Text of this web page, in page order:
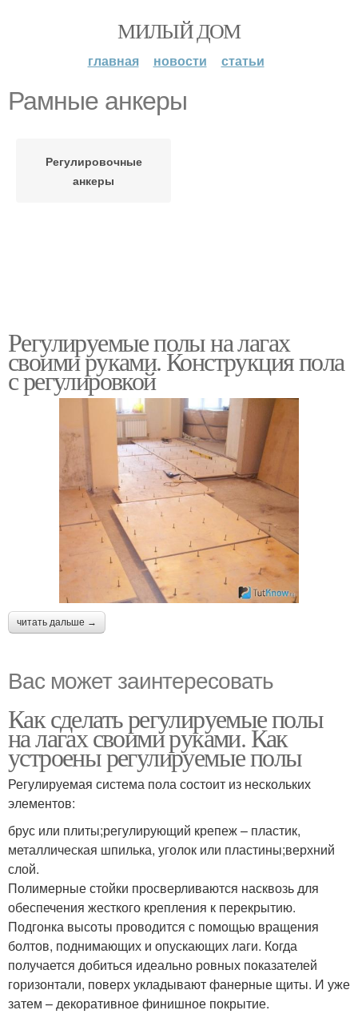
МИЛЫЙ ДОМ
главная новости статьи
Рамные анкеры
Регулировочные
анкеры
Регулируемые полы на лагах
своими руками. Конструкция пола
с регулировкой
читать дальше →
Вас может заинтересовать
Как сделать регулируемые полы
на лагах своими руками. Как
устроены регулируемые полы
Регулируемая система пола состоит из нескольких
элементов:
брус или плиты;регулирующий крепеж – пластик,
металлическая шпилька, уголок или пластины;верхний
слой.
Полимерные стойки просверливаются насквозь для
обеспечения жесткого крепления к перекрытию.
Подгонка высоты проводится с помощью вращения
болтов, поднимающих и опускающих лаги. Когда
получается добиться идеально ровных показателей
горизонтали, поверх укладывают фанерные щиты. И уже
затем – декоративное финишное покрытие.